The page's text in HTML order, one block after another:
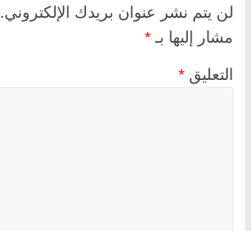
لن يتم نشر عنوان بريدك الإلكتروني.
مشار إليها بـ *
التعليق *